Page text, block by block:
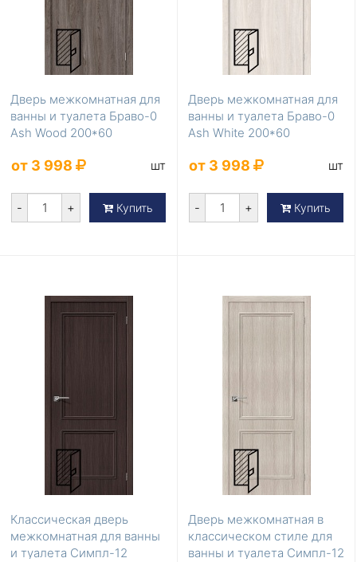
Дверь межкомнатная для
ванны и туалета Браво-0
Ash Wood 200*60
от 3 998 шт
- + Купить
Дверь межкомнатная для
ванны и туалета Браво-0
Ash White 200*60
от 3 998 шт
- + Купить
Классическая дверь
межкомнатная для ванны
и туалета Симпл-12
Дверь межкомнатная в
классическом стиле для
ванны и туалета Симпл-12